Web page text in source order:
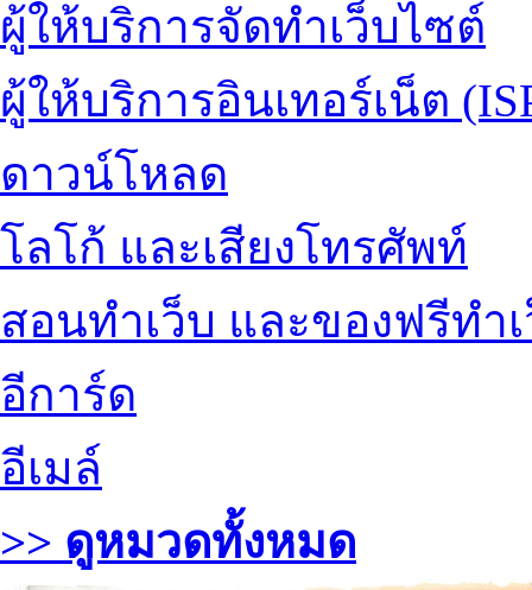
ผู้ให้บริการจัดทำเว็บไซต์
ผู้ให้บริการอินเทอร์เน็ต
ดาวน์โหลด
โลโก้ และเสียงโทรศัพท์
สอนทำเว็บ และของฟรีทำ
อีการ์ด
อีเมล์
>> ดูหมวดทั้งหมด